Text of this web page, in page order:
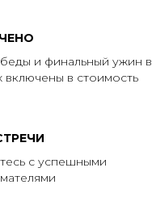
и финальный ужин в
включены в стоимость
с успешными